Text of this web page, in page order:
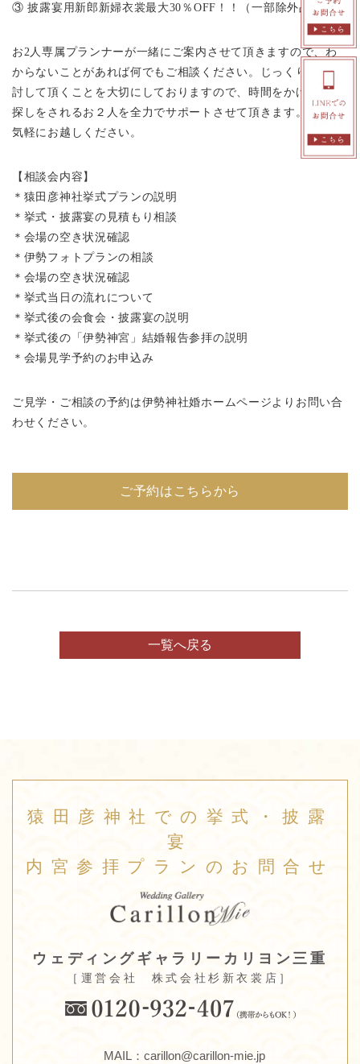
③ 披露宴用新郎新婦衣裳最大30％OFF！！（一部除外品あり）
お2人専属プランナーが一緒にご案内させて頂きますので、わ
からないことがあれば何でもご相談ください。じっくり比較検
討して頂くことを大切にしておりますので、時間をかけて会場
探しをされるお２人を全力でサポートさせて頂きます。是非お
気軽にお越しください。
【相談会内容】
＊猿田彦神社挙式プランの説明
＊挙式・披露宴の見積もり相談
＊会場の空き状況確認
＊伊勢フォトプランの相談
＊会場の空き状況確認
＊挙式当日の流れについて
＊挙式後の会食会・披露宴の説明
＊挙式後の「伊勢神宮」結婚報告参拝の説明
＊会場見学予約のお申込み
ご見学・ご相談の予約は伊勢神社婚ホームページよりお問い合
わせください。
ご予約はこちらから
一覧へ戻る
猿田彦神社での挙式・披露
宴
内宮参拝プランのお問合せ
ウェディングギャラリーカリヨン三重
［運営会社 株式会社杉新衣裳店］
MAIL：carillon@carillon-mie.jp